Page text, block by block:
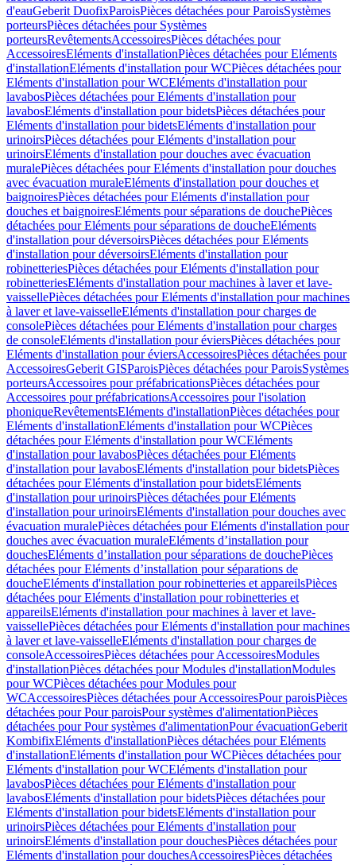
d'eauGeberit DuofixParoisPièces détachées pour ParoisSystèmes
porteursPièces détachées pour Systèmes
porteursRevêtementsAccessoiresPièces détachées pour
AccessoiresEléments d'installationPièces détachées pour Eléments
d'installationEléments d'installation pour WCPièces détachées pour
Eléments d'installation pour WCEléments d'installation pour
lavabosPièces détachées pour Eléments d'installation pour
lavabosEléments d'installation pour bidetsPièces détachées pour
Eléments d'installation pour bidetsEléments d'installation pour
urinoirsPièces détachées pour Eléments d'installation pour
urinoirsEléments d'installation pour douches avec évacuation
muralePièces détachées pour Eléments d'installation pour douches
avec évacuation muraleEléments d'installation pour douches et
baignoiresPièces détachées pour Eléments d'installation pour
douches et baignoiresEléments pour séparations de douchePièces
détachées pour Eléments pour séparations de doucheEléments
d'installation pour déversoirsPièces détachées pour Eléments
d'installation pour déversoirsEléments d'installation pour
robinetteriesPièces détachées pour Eléments d'installation pour
robinetteriesEléments d'installation pour machines à laver et lave-
vaissellePièces détachées pour Eléments d'installation pour machines
à laver et lave-vaisselleEléments d'installation pour charges de
consolePièces détachées pour Eléments d'installation pour charges
de consoleEléments d'installation pour éviersPièces détachées pour
Eléments d'installation pour éviersAccessoiresPièces détachées pour
AccessoiresGeberit GISParoisPièces détachées pour ParoisSystèmes
porteursAccessoires pour préfabricationsPièces détachées pour
Accessoires pour préfabricationsAccessoires pour l'isolation
phoniqueRevêtementsEléments d'installationPièces détachées pour
Eléments d'installationEléments d'installation pour WCPièces
détachées pour Eléments d'installation pour WCEléments
d'installation pour lavabosPièces détachées pour Eléments
d'installation pour lavabosEléments d'installation pour bidetsPièces
détachées pour Eléments d'installation pour bidetsEléments
d'installation pour urinoirsPièces détachées pour Eléments
d'installation pour urinoirsEléments d'installation pour douches avec
évacuation muralePièces détachées pour Eléments d'installation pour
douches avec évacuation muraleEléments d’installation pour
douchesEléments d’installation pour séparations de douchePièces
détachées pour Eléments d’installation pour séparations de
doucheEléments d'installation pour robinetteries et appareilsPièces
détachées pour Eléments d'installation pour robinetteries et
appareilsEléments d'installation pour machines à laver et lave-
vaissellePièces détachées pour Eléments d'installation pour machines
à laver et lave-vaisselleEléments d'installation pour charges de
consoleAccessoiresPièces détachées pour AccessoiresModules
d'installationPièces détachées pour Modules d'installationModules
pour WCPièces détachées pour Modules pour
WCAccessoiresPièces détachées pour AccessoiresPour paroisPièces
détachées pour Pour paroisPour systèmes d'alimentationPièces
détachées pour Pour systèmes d'alimentationPour évacuationGeberit
KombifixEléments d'installationPièces détachées pour Eléments
d'installationEléments d'installation pour WCPièces détachées pour
Eléments d'installation pour WCEléments d'installation pour
lavabosPièces détachées pour Eléments d'installation pour
lavabosEléments d'installation pour bidetsPièces détachées pour
Eléments d'installation pour bidetsEléments d'installation pour
urinoirsPièces détachées pour Eléments d'installation pour
urinoirsEléments d'installation pour douchesPièces détachées pour
Eléments d'installation pour douchesAccessoiresPièces détachées